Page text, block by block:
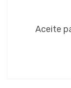
Aceite